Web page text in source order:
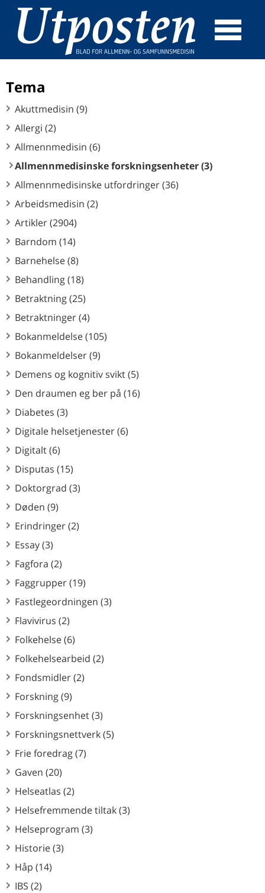
☰
Tema
Akuttmedisin (9)
Allergi (2)
Allmennmedisin (6)
Allmennmedisinske forskningsenheter (3)
Allmennmedisinske utfordringer (36)
Arbeidsmedisin (2)
Artikler (2904)
Barndom (14)
Barnehelse (8)
Behandling (18)
Betraktning (25)
Betraktninger (4)
Bokanmeldelse (105)
Bokanmeldelser (9)
Demens og kognitiv svikt (5)
Den draumen eg ber på (16)
Diabetes (3)
Digitale helsetjenester (6)
Digitalt (6)
Disputas (15)
Doktorgrad (3)
Døden (9)
Erindringer (2)
Essay (3)
Fagfora (2)
Faggrupper (19)
Fastlegeordningen (3)
Flavivirus (2)
Folkehelse (6)
Folkehelsearbeid (2)
Fondsmidler (2)
Forskning (9)
Forskningsenhet (3)
Forskningsnettverk (5)
Frie foredrag (7)
Gaven (20)
Helseatlas (2)
Helsefremmende tiltak (3)
Helseprogram (3)
Historie (3)
Håp (14)
IBS (2)